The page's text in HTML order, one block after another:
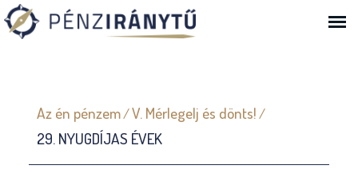
Ugrás a navigációhoz
J
e
Az én pénzem/V. Mérlegelj és dönts!/
29. NYUGDÍJAS ÉVEK